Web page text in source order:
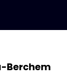
Berchem